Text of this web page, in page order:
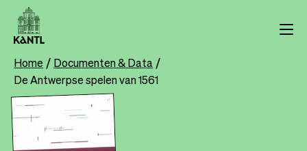
Overslaan
naar
inhoud
gaan
Breadcrumb
Home Documenten & Data
De Antwerpse spelen van 1561